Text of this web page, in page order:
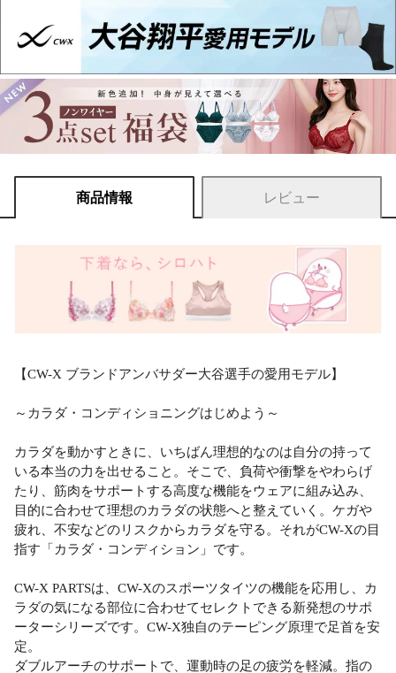
商品情報 レビュー
【CW-X ブランドアンバサダー大谷選手の愛用モデル】
～カラダ・コンディショニングはじめよう～
カラダを動かすときに、いちばん理想的なのは自分の持って
いる本当の力を出せること。そこで、負荷や衝撃をやわらげ
たり、筋肉をサポートする高度な機能をウェアに組み込み、
目的に合わせて理想のカラダの状態へと整えていく。ケガや
疲れ、不安などのリスクからカラダを守る。それがCW-Xの目
指す「カラダ・コンディション」です。
CW-X PARTSは、CW-Xのスポーツタイツの機能を応用し、カ
ラダの気になる部位に合わせてセレクトできる新発想のサポ
ーターシリーズです。CW-X独自のテーピング原理で足首を安
定。
ダブルアーチのサポートで、運動時の足の疲労を軽減。指の